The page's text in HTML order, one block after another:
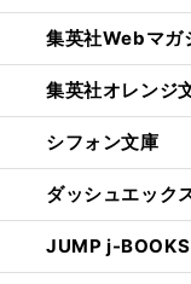
集英社Webマガ
集英社オレンジ
シフォン文庫
ダッシュエック
JUMP j-BOOKS